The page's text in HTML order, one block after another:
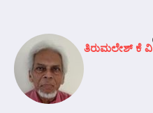
ತಿರುಮಲೇಶ್ ಕೆ ವಿ